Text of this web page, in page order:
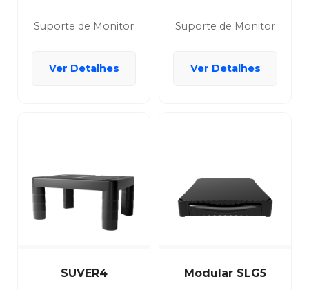
Suporte de Monitor
Ver Detalhes
Suporte de Monitor
Ver Detalhes
SUVER4 Modular SLG5